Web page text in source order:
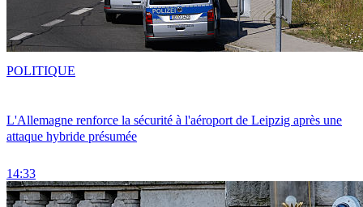
L'Allemagne renforce la sécurité à l'aéroport de Leipzig après une
attaque hybride présumée
14:33
POLITIQUE